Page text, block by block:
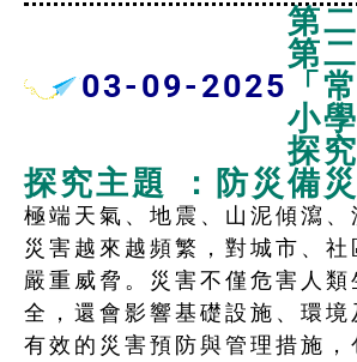
03-09-2025
第
第
「
小
探
探究主題 ：防災備災
極端天氣、地震、山泥傾瀉、
災害越來越頻繁，對城市、社
嚴重威脅。災害不僅危害人類
全，還會影響基礎設施、環境
有效的災害預防與管理措施，